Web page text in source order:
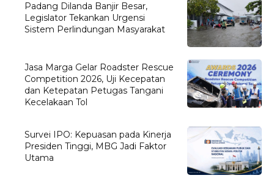
Padang Dilanda Banjir Besar,
Legislator Tekankan Urgensi
Sistem Perlindungan Masyarakat
Jasa Marga Gelar Roadster Rescue
Competition 2026, Uji Kecepatan
dan Ketepatan Petugas Tangani
Kecelakaan Tol
Survei IPO: Kepuasan pada Kinerja
Presiden Tinggi, MBG Jadi Faktor
Utama